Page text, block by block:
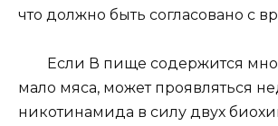
что должно быть согласовано с
Если В пище содержится
мало мяса, может проявляться
никотинамида в силу двух